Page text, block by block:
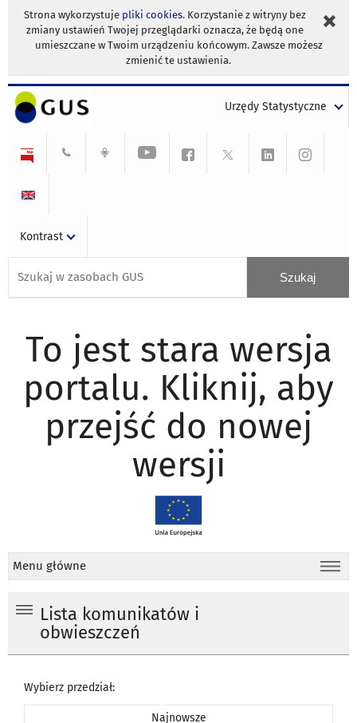
Strona wykorzystuje pliki cookies. Korzystanie z witryny bez
zmiany ustawień Twojej przeglądarki oznacza, że będą one
umieszczane w Twoim urządzeniu końcowym. Zawsze możesz
zmienić te ustawienia.
Urzędy Statystyczne
Kontrast
To jest stara wersja
portalu. Kliknij, aby
przejść do nowej
wersji
Menu główne
Lista komunikatów i
obwieszczeń
Wybierz przedział:
Najnowsze